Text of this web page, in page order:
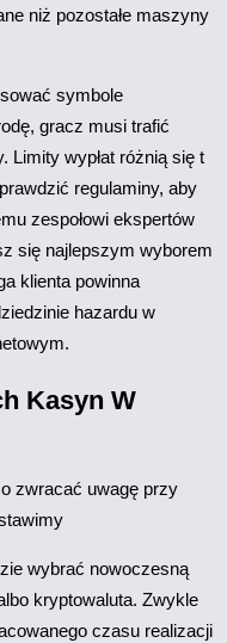
niż pozostałe maszyny
symbole
gracz musi trafić
Limity wypłat różnią się t
regulaminy, aby
zespołowi ekspertów
się najlepszym wyborem
klienta powinna
hazardu w
Kasyn W
zwracać uwagę przy
wybrać nowoczesną
kryptowaluta. Zwykle
czasu realizacji